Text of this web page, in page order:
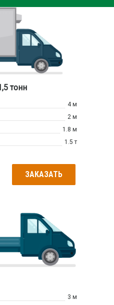
тонн
4 м
2 м
1.8 м
1.5 т
ЗАКАЗАТЬ
3 м